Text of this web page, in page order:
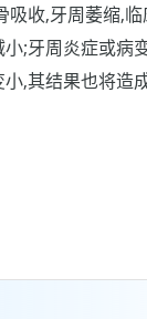
吸收,牙周萎缩,
;牙周炎症或病
,其结果也将造